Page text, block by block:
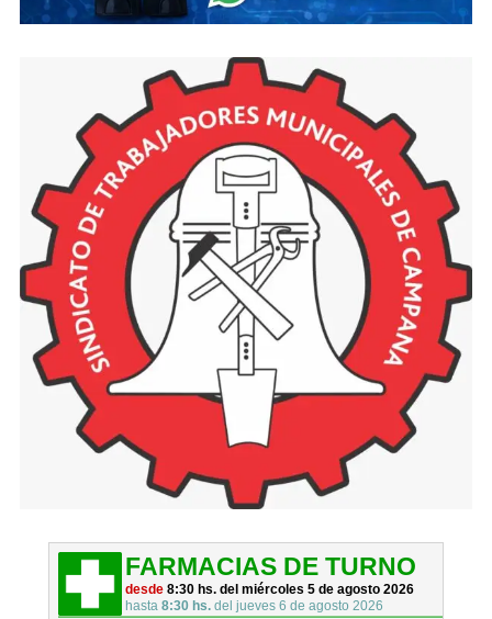
FARMACIAS DE TURNO
desde8:30 hs. del miércoles 5 de agosto 2026
hasta8:30 hs. del jueves 6 de agosto 2026